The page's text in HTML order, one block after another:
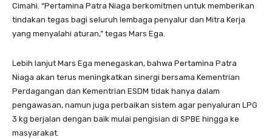
Cimahi. “Pertamina Patra Niaga berkomitmen untuk memberikan
tindakan tegas bagi seluruh lembaga penyalur dan Mitra Kerja
yang menyalahi aturan,” tegas Mars Ega.
Lebih lanjut Mars Ega menegaskan, bahwa Pertamina Patra
Niaga akan terus meningkatkan sinergi bersama Kementrian
Perdagangan dan Kementrian ESDM tidak hanya dalam
pengawasan, namun juga perbaikan sistem agar penyaluran LPG
3 kg berjalan dengan baik mulai pengisian di SPBE hingga ke
masyarakat.